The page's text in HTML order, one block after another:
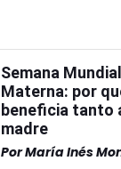
Semana
Materna: por
beneficia tanto
madre
PorMaría Inés